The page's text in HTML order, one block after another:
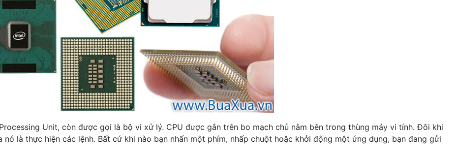
Unit, còn được gọi là bộ vi xử lý. CPU được gắn trên bo mạch chủ nằm bên trong thùng máy vi tính. Đôi khi
là thực hiện các lệnh. Bất cứ khi nào bạn nhấn một phím, nhấp chuột hoặc khởi động một ứng dụng, bạn đang gửi